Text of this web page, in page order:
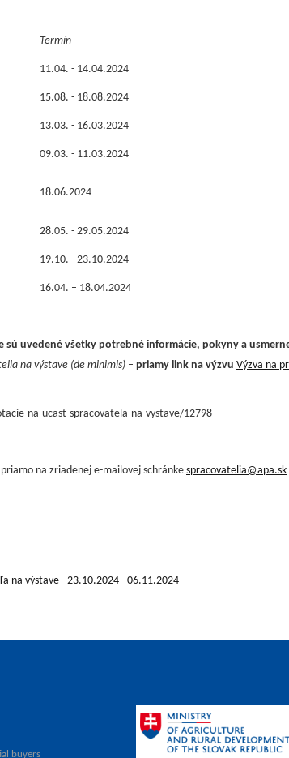
Termín
11.04. - 14.04.2024
15.08. - 18.08.2024
13.03. - 16.03.2024
09.03. - 11.03.2024
18.06.2024
28.05. - 29.05.2024
19.10. - 23.10.2024
16.04. – 18.04.2024
uvedené všetky potrebné informácie, pokyny a
na výstave (de minimis) – priamy link na výzvu Výzva na
na-ucast-spracovatela-na-vystave/12798
na zriadenej e-mailovej schránke spracovatelia@apa.sk
na výstave - 23.10.2024 - 06.11.2024
buyers